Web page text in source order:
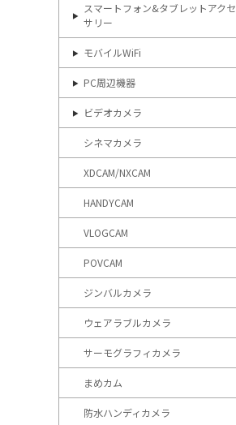
スマートフォン&タブレットアクセ
サリー
モバイルWiFi
PC周辺機器
ビデオカメラ
シネマカメラ
XDCAM/NXCAM
HANDYCAM
VLOGCAM
POVCAM
ジンバルカメラ
ウェアラブルカメラ
サーモグラフィカメラ
まめカム
防水ハンディカメラ